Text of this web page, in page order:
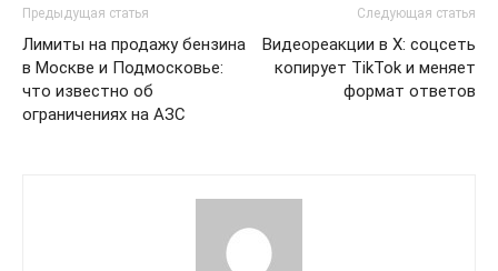
Предыдущая статья
Лимиты на продажу бензина
в Москве и Подмосковье:
что известно об
ограничениях на АЗС
Следующая статья
Видеореакции в X: соцсеть
копирует TikTok и меняет
формат ответов